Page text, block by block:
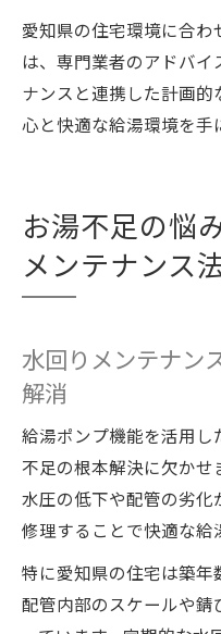
愛知県の住宅環境に合
は、専門業者のアドバイ
ナンスと連携した計画
心と快適な給湯環境を手
お湯不足の悩
メンテナンス
水回りメンテナン
解消
給湯ポンプ機能を活用
不足の根本解決に欠か
水圧の低下や配管の劣化
修理することで快適な給
特に愛知県の住宅は築年
配管内部のスケールや